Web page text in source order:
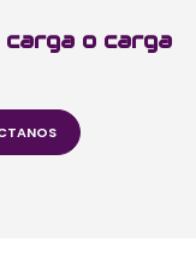
carga o carga